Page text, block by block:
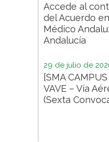
Accede al
del Acuerdo
Médico
Andalucía
29 de julio de
[SMA
VAVE – Vía
(Sexta